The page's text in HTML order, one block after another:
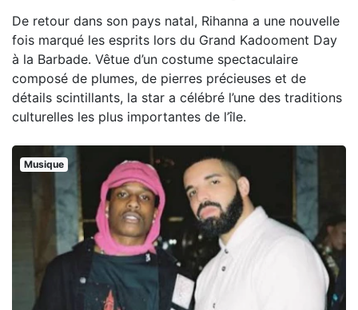
De retour dans son pays natal, Rihanna a une nouvelle
fois marqué les esprits lors du Grand Kadooment Day
à la Barbade. Vêtue d’un costume spectaculaire
composé de plumes, de pierres précieuses et de
détails scintillants, la star a célébré l’une des traditions
culturelles les plus importantes de l’île.
Musique